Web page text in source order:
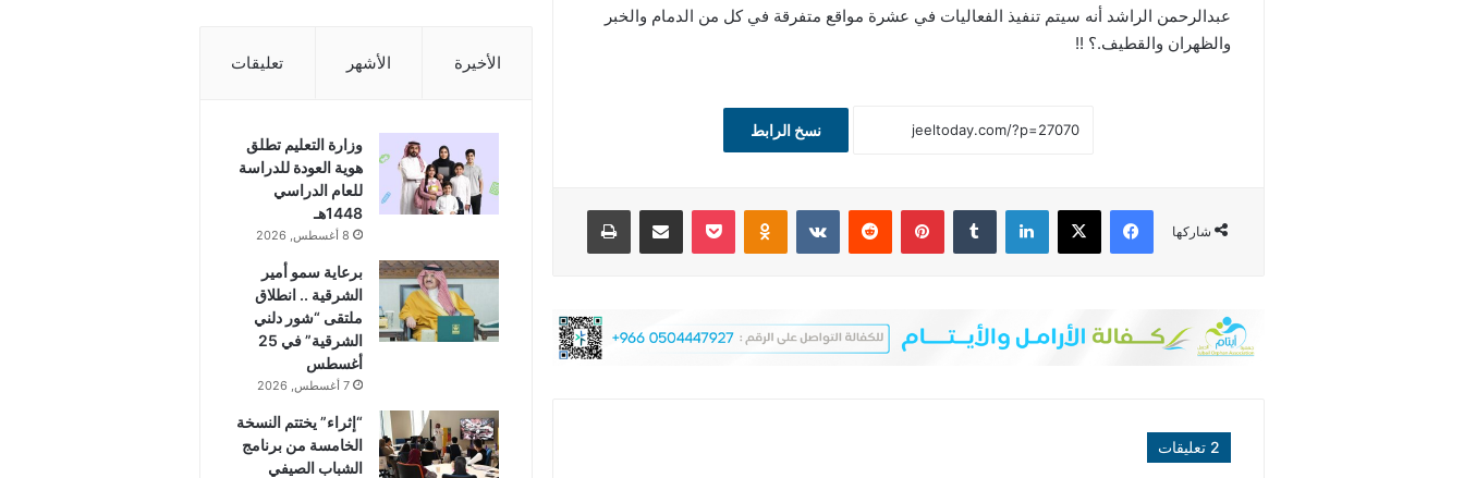
عبدالرحمن الراشد أنه سيتم تنفيذ الفعاليات في عشرة مواقع متفرقة في كل من الدمام والخبر
والظهران والقطيف.؟ !!
نسخ الرابط
شاركها
فيسبوك ‫X لينكدإن بينتيريست ‏VKontakte
‫2 تعليقات
الأخيرة الأشهر تعليقات
وزارة التعليم تطلق
هوية العودة للدراسة
للعام الدراسي
1448هـ
8 أغسطس, 2026
برعاية سمو أمير
الشرقية .. انطلاق
ملتقى “شور دلني
الشرقية” في 25
أغسطس
7 أغسطس, 2026
“إثراء” يختتم النسخة
الخامسة من برنامج
الشباب الصيفي